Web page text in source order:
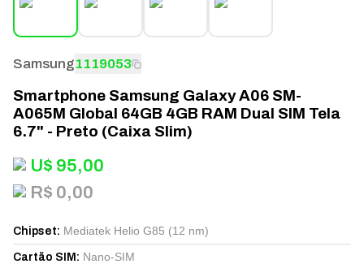
Samsung1119053
Smartphone Samsung Galaxy A06 SM-
A065M Global 64GB 4GB RAM Dual SIM Tela
6.7" - Preto (Caixa Slim)
U$ 95,00
R$ 0,00
Chipset: Mediatek Helio G85 (12 nm)
Cartão SIM : Nano-SIM